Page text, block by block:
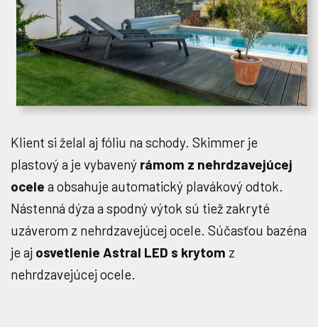
Klient si želal aj fóliu na schody. Skimmer je
plastový a je vybavený rámom z nehrdzavejúcej
ocele a obsahuje automatický plavákový odtok.
Nástenná dýza a spodný výtok sú tiež zakryté
uzáverom z nehrdzavejúcej ocele. Súčasťou bazéna
je aj osvetlenie Astral LED s krytom z
nehrdzavejúcej ocele.